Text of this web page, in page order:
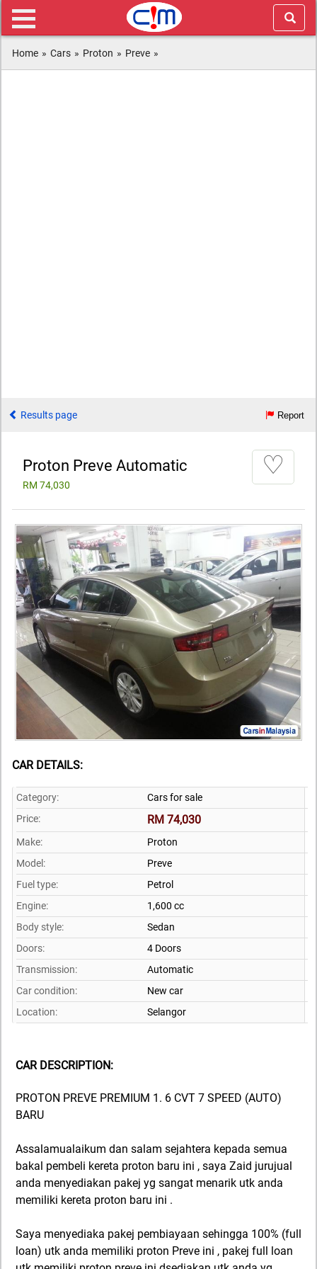
Home » Cars » Proton » Preve »
Results page Report
Proton Preve Automatic
RM 74,030
♡
CAR DETAILS:
Category:
Cars for sale
Price:
RM 74,030
Make:
Proton
Model:
Preve
Fuel type:
Petrol
Engine:
1,600 cc
Body style:
Sedan
Doors:
4 Doors
Transmission:
Automatic
Car condition:
New car
Location:
Selangor
CAR DESCRIPTION:
PROTON PREVE PREMIUM 1. 6 CVT 7 SPEED (AUTO)
BARU
Assalamualaikum dan salam sejahtera kepada semua
bakal pembeli kereta proton baru ini , saya Zaid jurujual
anda menyediakan pakej yg sangat menarik utk anda
memiliki kereta proton baru ini .
Saya menyediaka pakej pembiayaan sehingga 100% (full
loan) utk anda memiliki proton Preve ini , pakej full loan